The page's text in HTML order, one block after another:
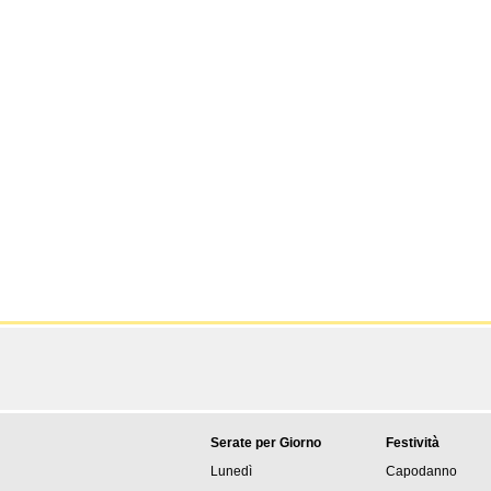
Serate per Giorno
Lunedì
Festività
Capodanno